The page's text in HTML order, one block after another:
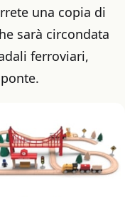
una copia di
sarà circondata
ferroviari,